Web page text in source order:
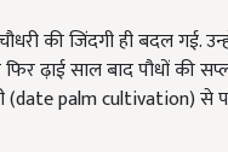
की जिंदगी ही बदल गई.
फिरढ़ाई साल बाद पौधों की
(date palm cultivation)से